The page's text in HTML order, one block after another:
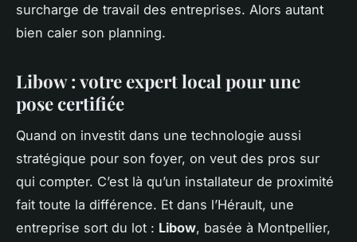
surcharge de travail des entreprises. Alors autant
bien caler son planning.
Libow : votre expert local pour une
pose certifiée
Quand on investit dans une technologie aussi
stratégique pour son foyer, on veut des pros sur
qui compter. C’est là qu’un installateur de proximité
fait toute la différence. Et dans l’Hérault, une
entreprise sort du lot : Libow, basée à Montpellier,